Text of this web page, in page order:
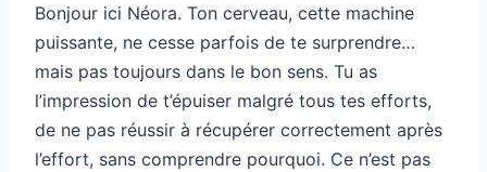
Bonjour ici Néora. Ton cerveau, cette machine
puissante, ne cesse parfois de te surprendre…
mais pas toujours dans le bon sens. Tu as
l’impression de t’épuiser malgré tous tes efforts,
de ne pas réussir à récupérer correctement après
l’effort, sans comprendre pourquoi. Ce n’est pas